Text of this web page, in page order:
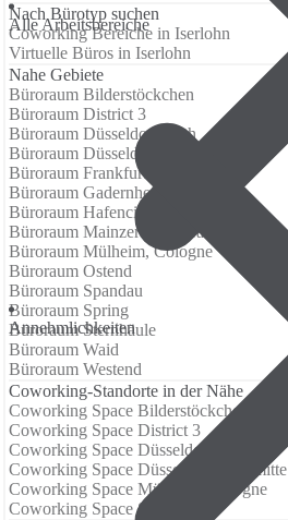
Alle Arbeitsbereiche
Annehmlichkeiten
Nach Bürotyp suchen
Coworking Bereiche in Iserlohn
Virtuelle Büros in Iserlohn
Nahe Gebiete
Büroraum Bilderstöckchen
Büroraum District 3
Büroraum Düsseldorf-Rath
Büroraum Düsseldorf-Stadtmitte
Büroraum Frankfurt Airport
Büroraum Gadernheim
Büroraum Hafencity
Büroraum Mainzer Landstrasse
Büroraum Mülheim, Cologne
Büroraum Ostend
Büroraum Spandau
Büroraum Spring
Büroraum Sternhäule
Büroraum Waid
Büroraum Westend
Coworking-Standorte in der Nähe
Coworking Space Bilderstöckchen
Coworking Space District 3
Coworking Space Düsseldorf-Rath
Coworking Space Düsseldorf-Stadtmitte
Coworking Space Mülheim, Cologne
Coworking Space Spring